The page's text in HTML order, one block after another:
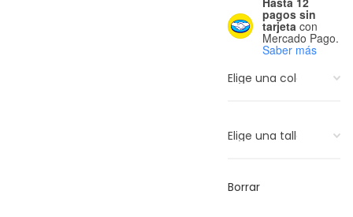
pagos sin
tarjeta con
Mercado Pago.
Saber más
Borrar